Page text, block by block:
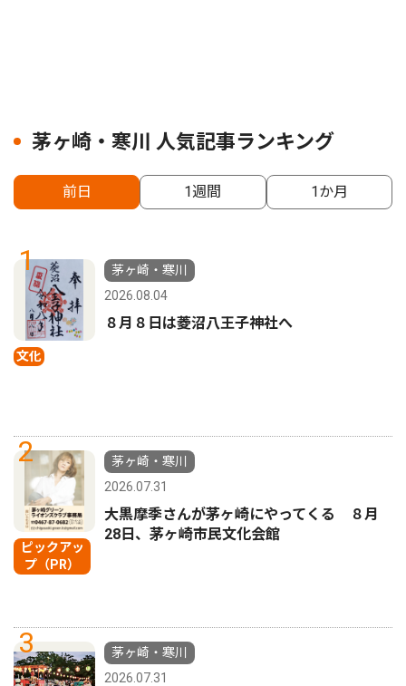
茅ヶ崎・寒川 人気記事ランキング
前日 1週間 1か月
1
文化
茅ヶ崎・寒川
2026.08.04
８月８日は菱沼八王子神社へ
2
ピックアッ
プ（PR）
茅ヶ崎・寒川
2026.07.31
大黒摩季さんが茅ヶ崎にやってくる ８月
28日、茅ヶ崎市民文化会館
3
茅ヶ崎・寒川
2026.07.31